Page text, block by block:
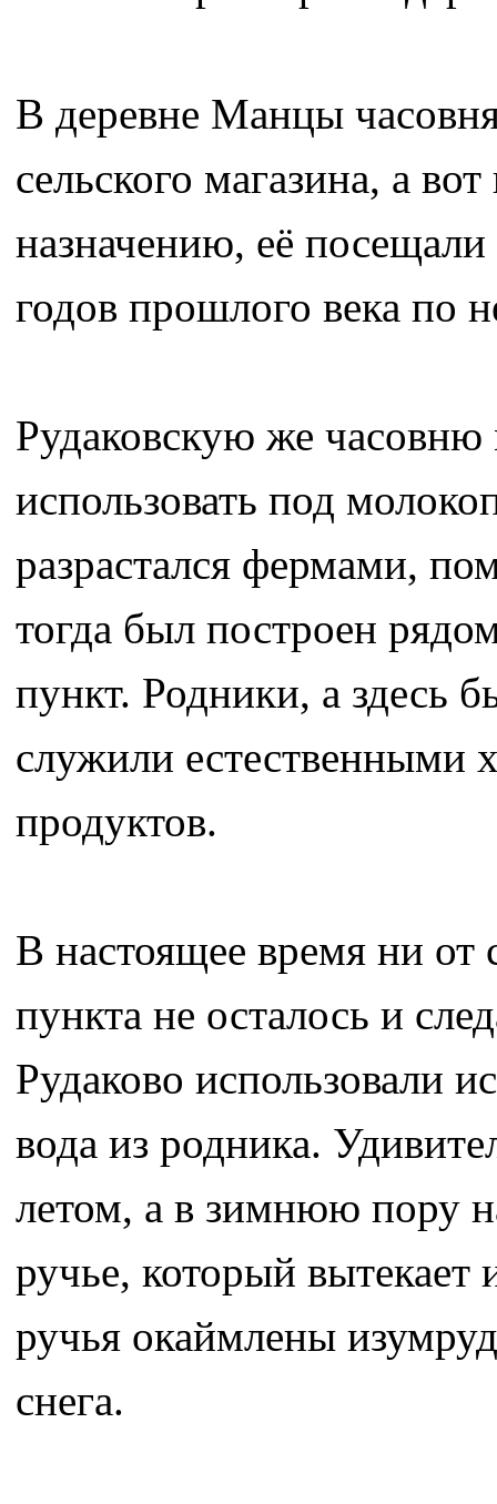
В деревне Манцы
сельского магазина, а
назначению, её
годов прошлого века по
Рудаковскую же
использовать под
разрастался фермами,
тогда был построен
пункт. Родники, а здесь
служили естественными
продуктов.
В настоящее время ни от
пункта не осталось и
Рудаково использовали
вода из родника.
летом, а в зимнюю пору
ручье, который вытекает
ручья окаймлены
снега.